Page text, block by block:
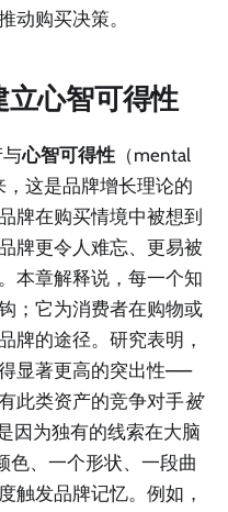
动购买决策。
心智可得性
心智可得性 （mental
这是品牌增长理论的
牌在购买情境中被想到
牌更令人难忘、更易被
本章解释说，每一个知
；它为消费者在购物或
牌的途径。研究表明，
显著更高的突出性——
此类资产的竞争对手被
因为独有的线索在大脑
色、一个形状、一段曲
触发品牌记忆。例如，